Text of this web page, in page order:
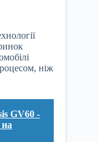
ніж
GV60 -